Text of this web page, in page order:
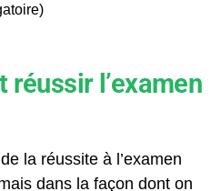
l’examen
la réussite à l’examen
dans la façon dont on